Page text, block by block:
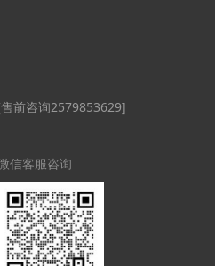
前咨询2579853629]
信客服咨询